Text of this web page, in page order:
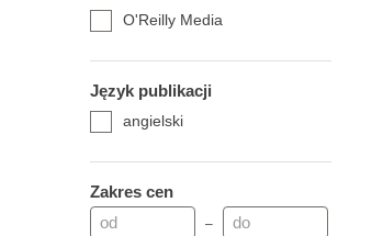
O'Reilly Media
Język publikacji
angielski
Zakres cen
–